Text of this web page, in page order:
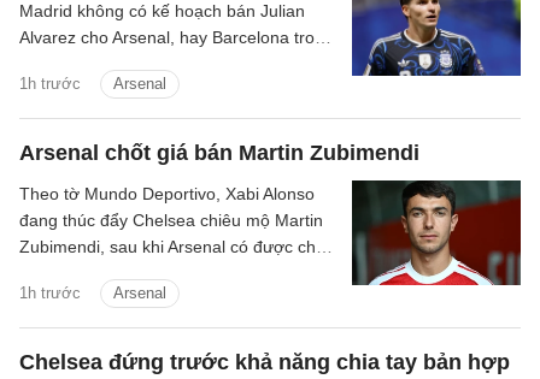
1h trước Arsenal
Madrid không có kế hoạch bán Julian
Alvarez cho Arsenal, hay Barcelona trong
Arsenal chốt giá bán Martin Zubimendi
1h trước Arsenal
Theo tờ Mundo Deportivo, Xabi Alonso
đang thúc đẩy Chelsea chiêu mộ Martin
Zubimendi, sau khi Arsenal có được chữ
Chelsea đứng trước khả năng chia tay bản hợp